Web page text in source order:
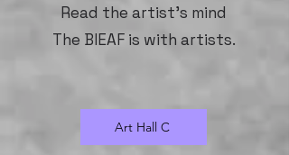
Read the artist's mind
The BIEAF is with artists.
Art Hall C